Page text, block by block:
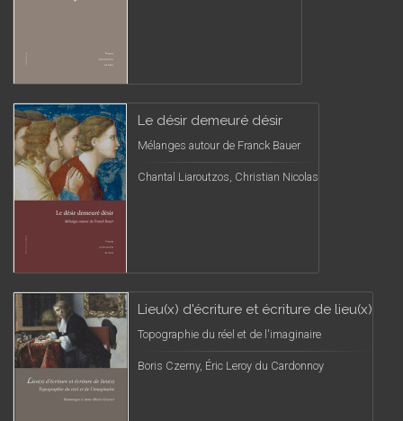
Le désir demeuré désir
Mélanges autour de Franck Bauer
Chantal Liaroutzos, Christian Nicolas
Lieu(x) d'écriture et écriture de lieu(x)
Topographie du réel et de l'imaginaire
Boris Czerny, Éric Leroy du Cardonnoy